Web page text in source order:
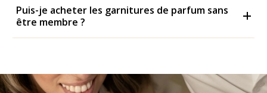
Puis-je acheter les garnitures de parfum sans
être membre ?